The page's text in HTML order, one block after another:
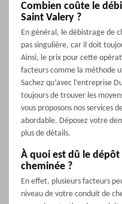
Combien coûte le
Saint Valery ?
En général, le débistrage de
pas singulière, car il doit
Ainsi, le prix pour cette
facteurs comme la méthode
Sachez qu’avec l’entreprise
toujours de trouver les
vous proposons nos services
abordable. Déposez votre
plus de détails.
À quoi est dû le
cheminée ?
En effet, plusieurs facteurs
niveau de votre conduit de